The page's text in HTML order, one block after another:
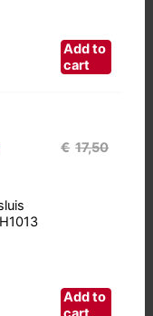
Add to
cart
€ 17,50
Add to